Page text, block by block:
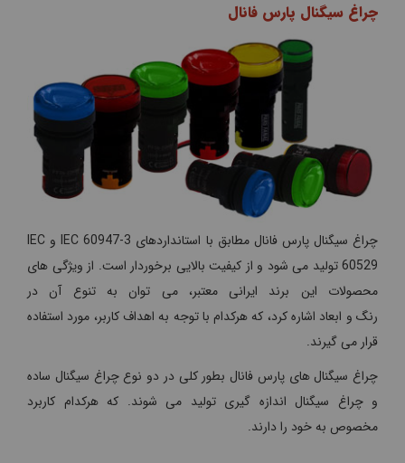
چراغ سیگنال پارس فانال
چراغ سیگنال پارس فانال مطابق با استانداردهای IEC 60947-3 و IEC
60529 تولید می شود و از کیفیت بالایی برخوردار است. از ویژگی های
محصولات این برند ایرانی معتبر، می توان به تنوع آن در
رنگ و ابعاد اشاره کرد، که هرکدام با توجه به اهداف کاربر، مورد استفاده
قرار می گیرند.
چراغ سیگنال های پارس فانال بطور کلی در دو نوع چراغ سیگنال ساده
و چراغ سیگنال اندازه گیری تولید می شوند. که هرکدام کاربرد
مخصوص به خود را دارند.